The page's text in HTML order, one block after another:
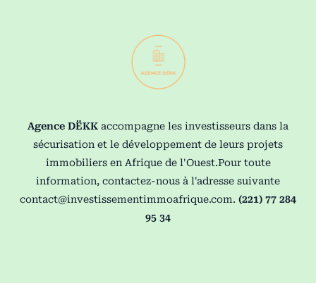
Agence DËKK accompagne les investisseurs dans la
sécurisation et le développement de leurs projets
immobiliers en Afrique de l'Ouest.Pour toute
information, contactez-nous à l'adresse suivante
contact@investissementimmoafrique.com. (221) 77 284
95 34